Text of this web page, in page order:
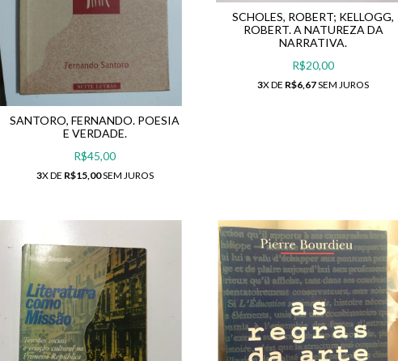
SANTORO, FERNANDO. POESIA
E VERDADE.
R$45,00
3X DE R$15,00SEM JUROS
SCHOLES, ROBERT; KELLOGG,
ROBERT. A NATUREZA DA
NARRATIVA.
R$20,00
3X DE R$6,67SEM JUROS